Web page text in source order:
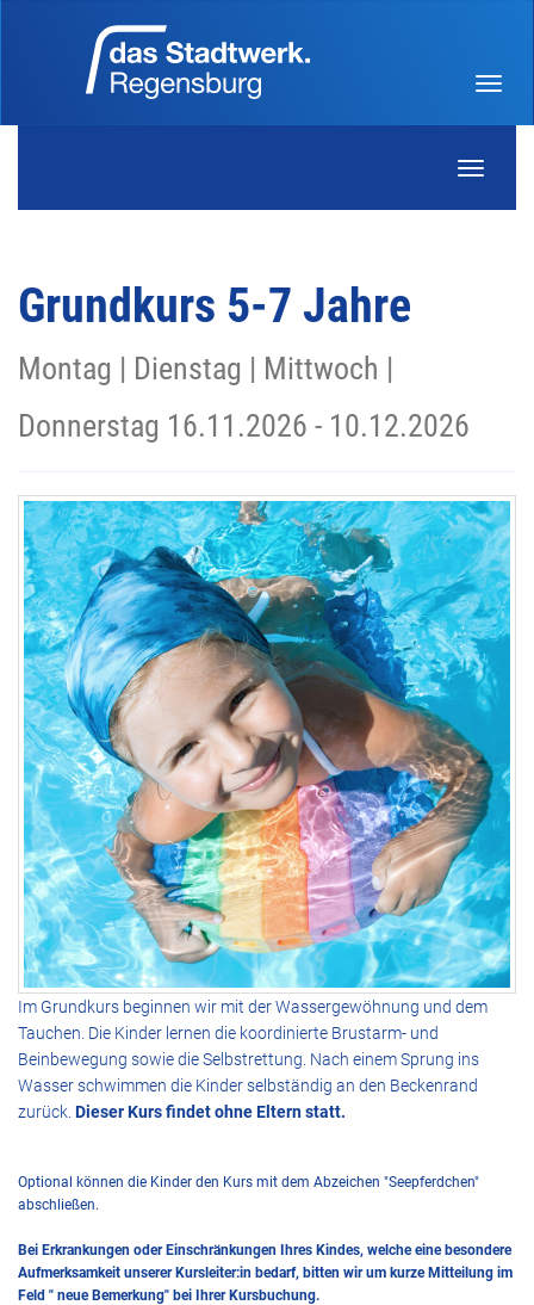
Menü
Grundkurs 5-7 Jahre
Montag | Dienstag | Mittwoch |
Donnerstag 16.11.2026 - 10.12.2026
Im Grundkurs beginnen wir mit der Wassergewöhnung und dem
Tauchen. Die Kinder lernen die koordinierte Brustarm- und
Beinbewegung sowie die Selbstrettung. Nach einem Sprung ins
Wasser schwimmen die Kinder selbständig an den Beckenrand
zurück. Dieser Kurs findet ohne Eltern statt.
Optional können die Kinder den Kurs mit dem Abzeichen "Seepferdchen"
abschließen.
Bei Erkrankungen oder Einschränkungen Ihres Kindes, welche eine besondere
Aufmerksamkeit unserer Kursleiter:in bedarf, bitten wir um kurze Mitteilung im
Feld " neue Bemerkung" bei Ihrer Kursbuchung.